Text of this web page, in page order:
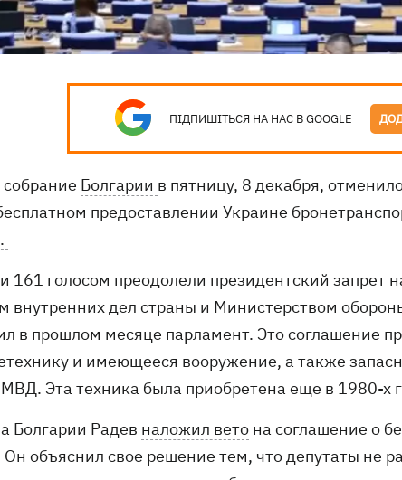
ПІДПИШІТЬСЯ НА НАС В GOOGLE
Болгарии в пятницу, 8 декабря,
предоставлении Украине
161 голосом преодолели президентский
внутренних дел страны и Министерством
в прошлом месяце парламент. Это соглашение
и имеющееся вооружение, а также
Эта техника была приобретена еще в 1980-х
Болгарии Радев наложил вето на соглашение о
Он объяснил свое решение тем, что депутаты не